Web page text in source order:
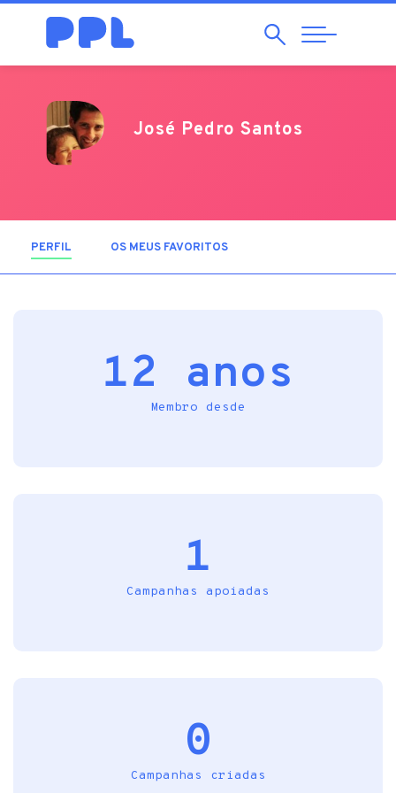
Pesquisar
Abrir
Navegação
José Pedro Santos
PERFIL (SEPARADOR ATIVO)
OS MEUS FAVORITOS
12 anos
Membro desde
1
Campanhas apoiadas
0
Campanhas criadas